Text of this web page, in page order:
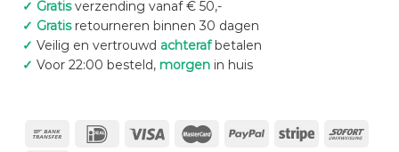
✓ Gratisverzending vanaf € 50,-
✓ Gratisretourneren binnen 30 dagen
✓ Veilig en vertrouwd achterafbetalen
✓ Voor 22:00 besteld, morgenin huis